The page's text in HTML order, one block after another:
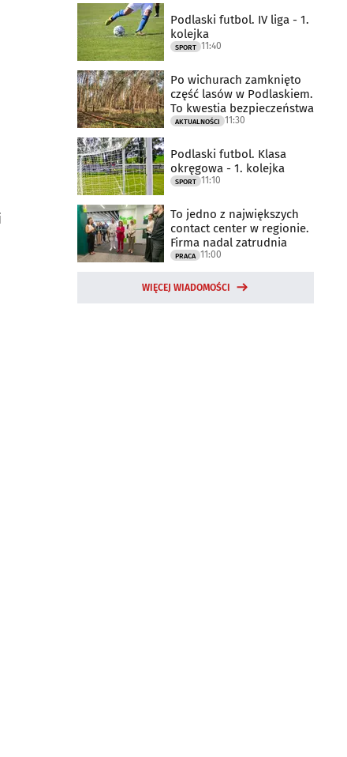
Podlaski futbol. IV liga - 1.
kolejka
SPORT 11:40
Po wichurach zamknięto
część lasów w Podlaskiem.
To kwestia bezpieczeństwa
AKTUALNOŚCI 11:30
Podlaski futbol. Klasa
okręgowa - 1. kolejka
SPORT 11:10
To jedno z największych
contact center w regionie.
Firma nadal zatrudnia
PRACA 11:00
WIĘCEJ WIADOMOŚCI